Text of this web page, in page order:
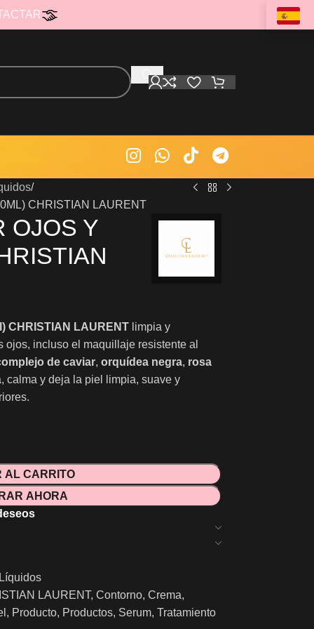
CHRISTIAN LAURENT
OJOS Y
CHRISTIAN LAURENT limpia y
incluso el maquillaje resistente al
de caviar, orquídea negra, rosa
calma y deja la piel limpia, suave y
AL CARRITO
AHORA
LAURENT, Contorno, Crema,
, Producto, Productos, Serum, Tratamiento